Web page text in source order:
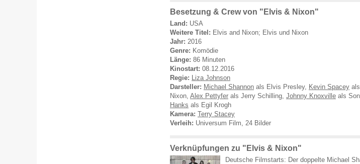
Besetzung & Crew von "Elvis & Nixon"
Land: USA
Weitere Titel: Elvis and Nixon; Elvis und Nixon
Jahr: 2016
Genre: Komödie
Länge: 86 Minuten
Kinostart: 08.12.2016
Regie: Liza Johnson
Darsteller: Michael Shannon als Elvis Presley, Kevin Spacey
Nixon, Alex Pettyfer als Jerry Schilling, Johnny Knoxville als
Hanks als Egil Krogh
Kamera: Terry Stacey
Verleih: Universum Film, 24 Bilder
Verknüpfungen zu "Elvis & Nixon"
Deutsche Filmstarts: Der doppelte Michael